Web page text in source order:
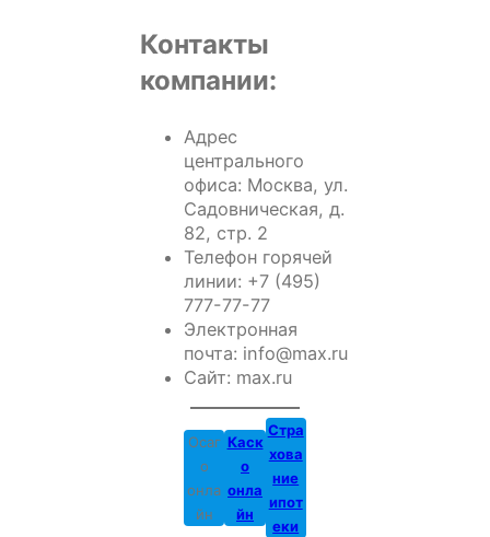
Контакты
компании:
Адрес
центрального
офиса: Москва, ул.
Садовническая, д.
82, стр. 2
Телефон горячей
линии: +7 (495)
777-77-77
Электронная
почта: info@max.ru
Сайт: max.ru
Осаг
о
онла
йн
Каск
о
онла
йн
Стра
хова
ние
ипот
еки